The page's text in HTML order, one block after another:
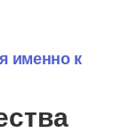
именно к